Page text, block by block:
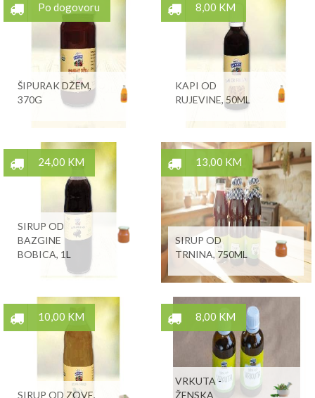
Po dogovoru
ŠIPURAK DŽEM,
370G
8,00 KM
KAPI OD
RUJEVINE, 50ML
24,00 KM
SIRUP OD
BAZGINE
BOBICA, 1L
13,00 KM
SIRUP OD
TRNINA, 750ML
10,00 KM
SIRUP OD ZOVE,
8,00 KM
VRKUTA -
ŽENSKA